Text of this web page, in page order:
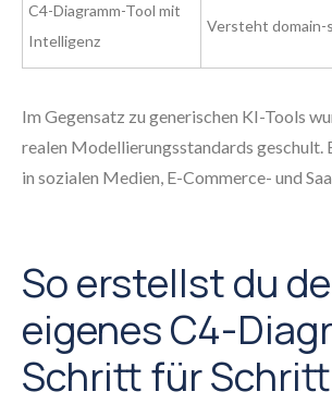
C4-Diagramm-Tool mit
Intelligenz
Versteht domain-
Im Gegensatz zu generischen KI-Tools
realen Modellierungsstandards geschult.
in sozialen Medien, E-Commerce- und
So erstellst du
eigenes C4-
Schritt für Schritt